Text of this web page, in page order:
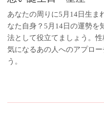
あなたの周りに5月14日生ま
なた自身？5月14日の運勢を
法として役立てましょう。
気になるあの人へのアプロ
う。